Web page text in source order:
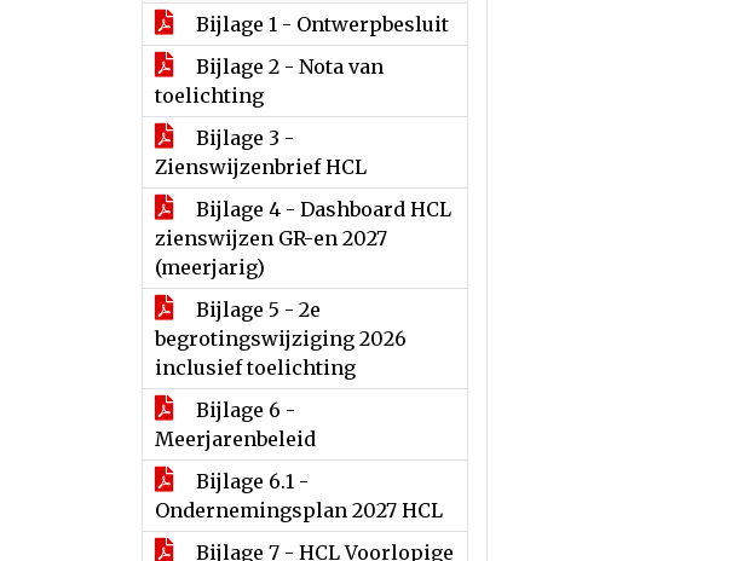
Bijlage 1 - Ontwerpbesluit
Bijlage 2 - Nota van
toelichting
Bijlage 3 -
Zienswijzenbrief HCL
Bijlage 4 - Dashboard HCL
zienswijzen GR-en 2027
(meerjarig)
Bijlage 5 - 2e
begrotingswijziging 2026
inclusief toelichting
Bijlage 6 -
Meerjarenbeleid
Bijlage 6.1 -
Ondernemingsplan 2027 HCL
Bijlage 7 - HCL Voorlopige